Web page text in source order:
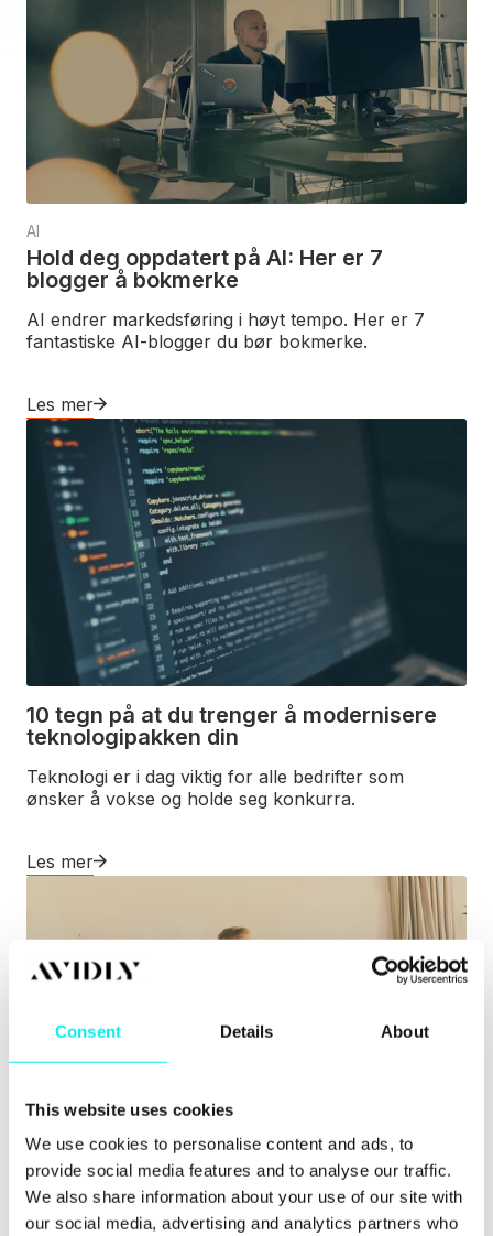
Consent Details About
This website uses cookies
We use cookies to personalise content and ads, to
provide social media features and to analyse our traffic.
We also share information about your use of our site with
our social media, advertising and analytics partners who
AI
Hold deg oppdatert på AI: Her er 7
blogger å bokmerke
AI endrer markedsføring i høyt tempo. Her er 7
fantastiske AI-blogger du bør bokmerke.
Les mer
10 tegn på at du trenger å modernisere
teknologipakken din
Teknologi er i dag viktig for alle bedrifter som
ønsker å vokse og holde seg konkurra.
Les mer
Integrasjon
Hva er en teknisk strategi, og hvorfor er
den viktig for virksomheten din?